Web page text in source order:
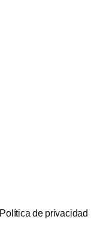
Política de privacidad